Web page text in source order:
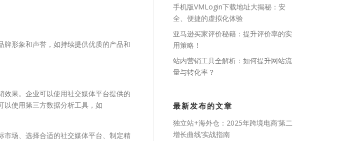
形象和声誉，如持续提供优质的产品和
果。企业可以使用社交媒体平台提供的
以使用第三方数据分析工具，如
场、选择合适的社交媒体平台、制定精
手机版VMLogin下载地址大揭秘：安
全、便捷的虚拟化体验
亚马逊买家评价秘籍：提升评价率的实
用策略！
站内营销工具全解析：如何提升网站流
量与转化率？
最新发布的文章
独立站+海外仓：2025年跨境电商’第二
增长曲线’实战指南